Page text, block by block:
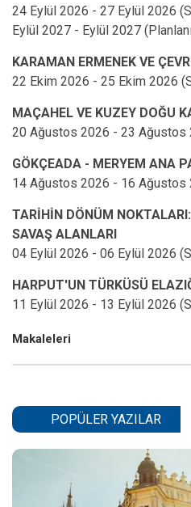
KARAMAN ERMENEK VE
MAÇAHEL VE KUZEY DOĞU
GÖKÇEADA - MERYEM ANA
TARİHİN DÖNÜM
SAVAŞ ALANLARI
HARPUT'UN TÜRKÜSÜ
Makaleleri
POPÜLER YAZILAR